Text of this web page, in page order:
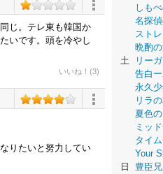
じ。テレ東も韓国か
いです。頭を冷やし
いいね！(3)
りたいと努力してい
しも
名探
スト
晩酌
土
リー
告白
永久
リラ
夏色
ミッ
タイ
Your
日
豊臣